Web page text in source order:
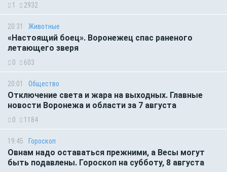
1 2932
20:31 Животные
«Настоящий боец». Воронежец спас раненого
летающего зверя
0 603
20:01 Общество
Отключение света и жара на выходных. Главные
новости Воронежа и области за 7 августа
0 1184
19:45 Гороскоп
Овнам надо оставаться прежними, а Весы могут
быть подавлены. Гороскоп на субботу, 8 августа